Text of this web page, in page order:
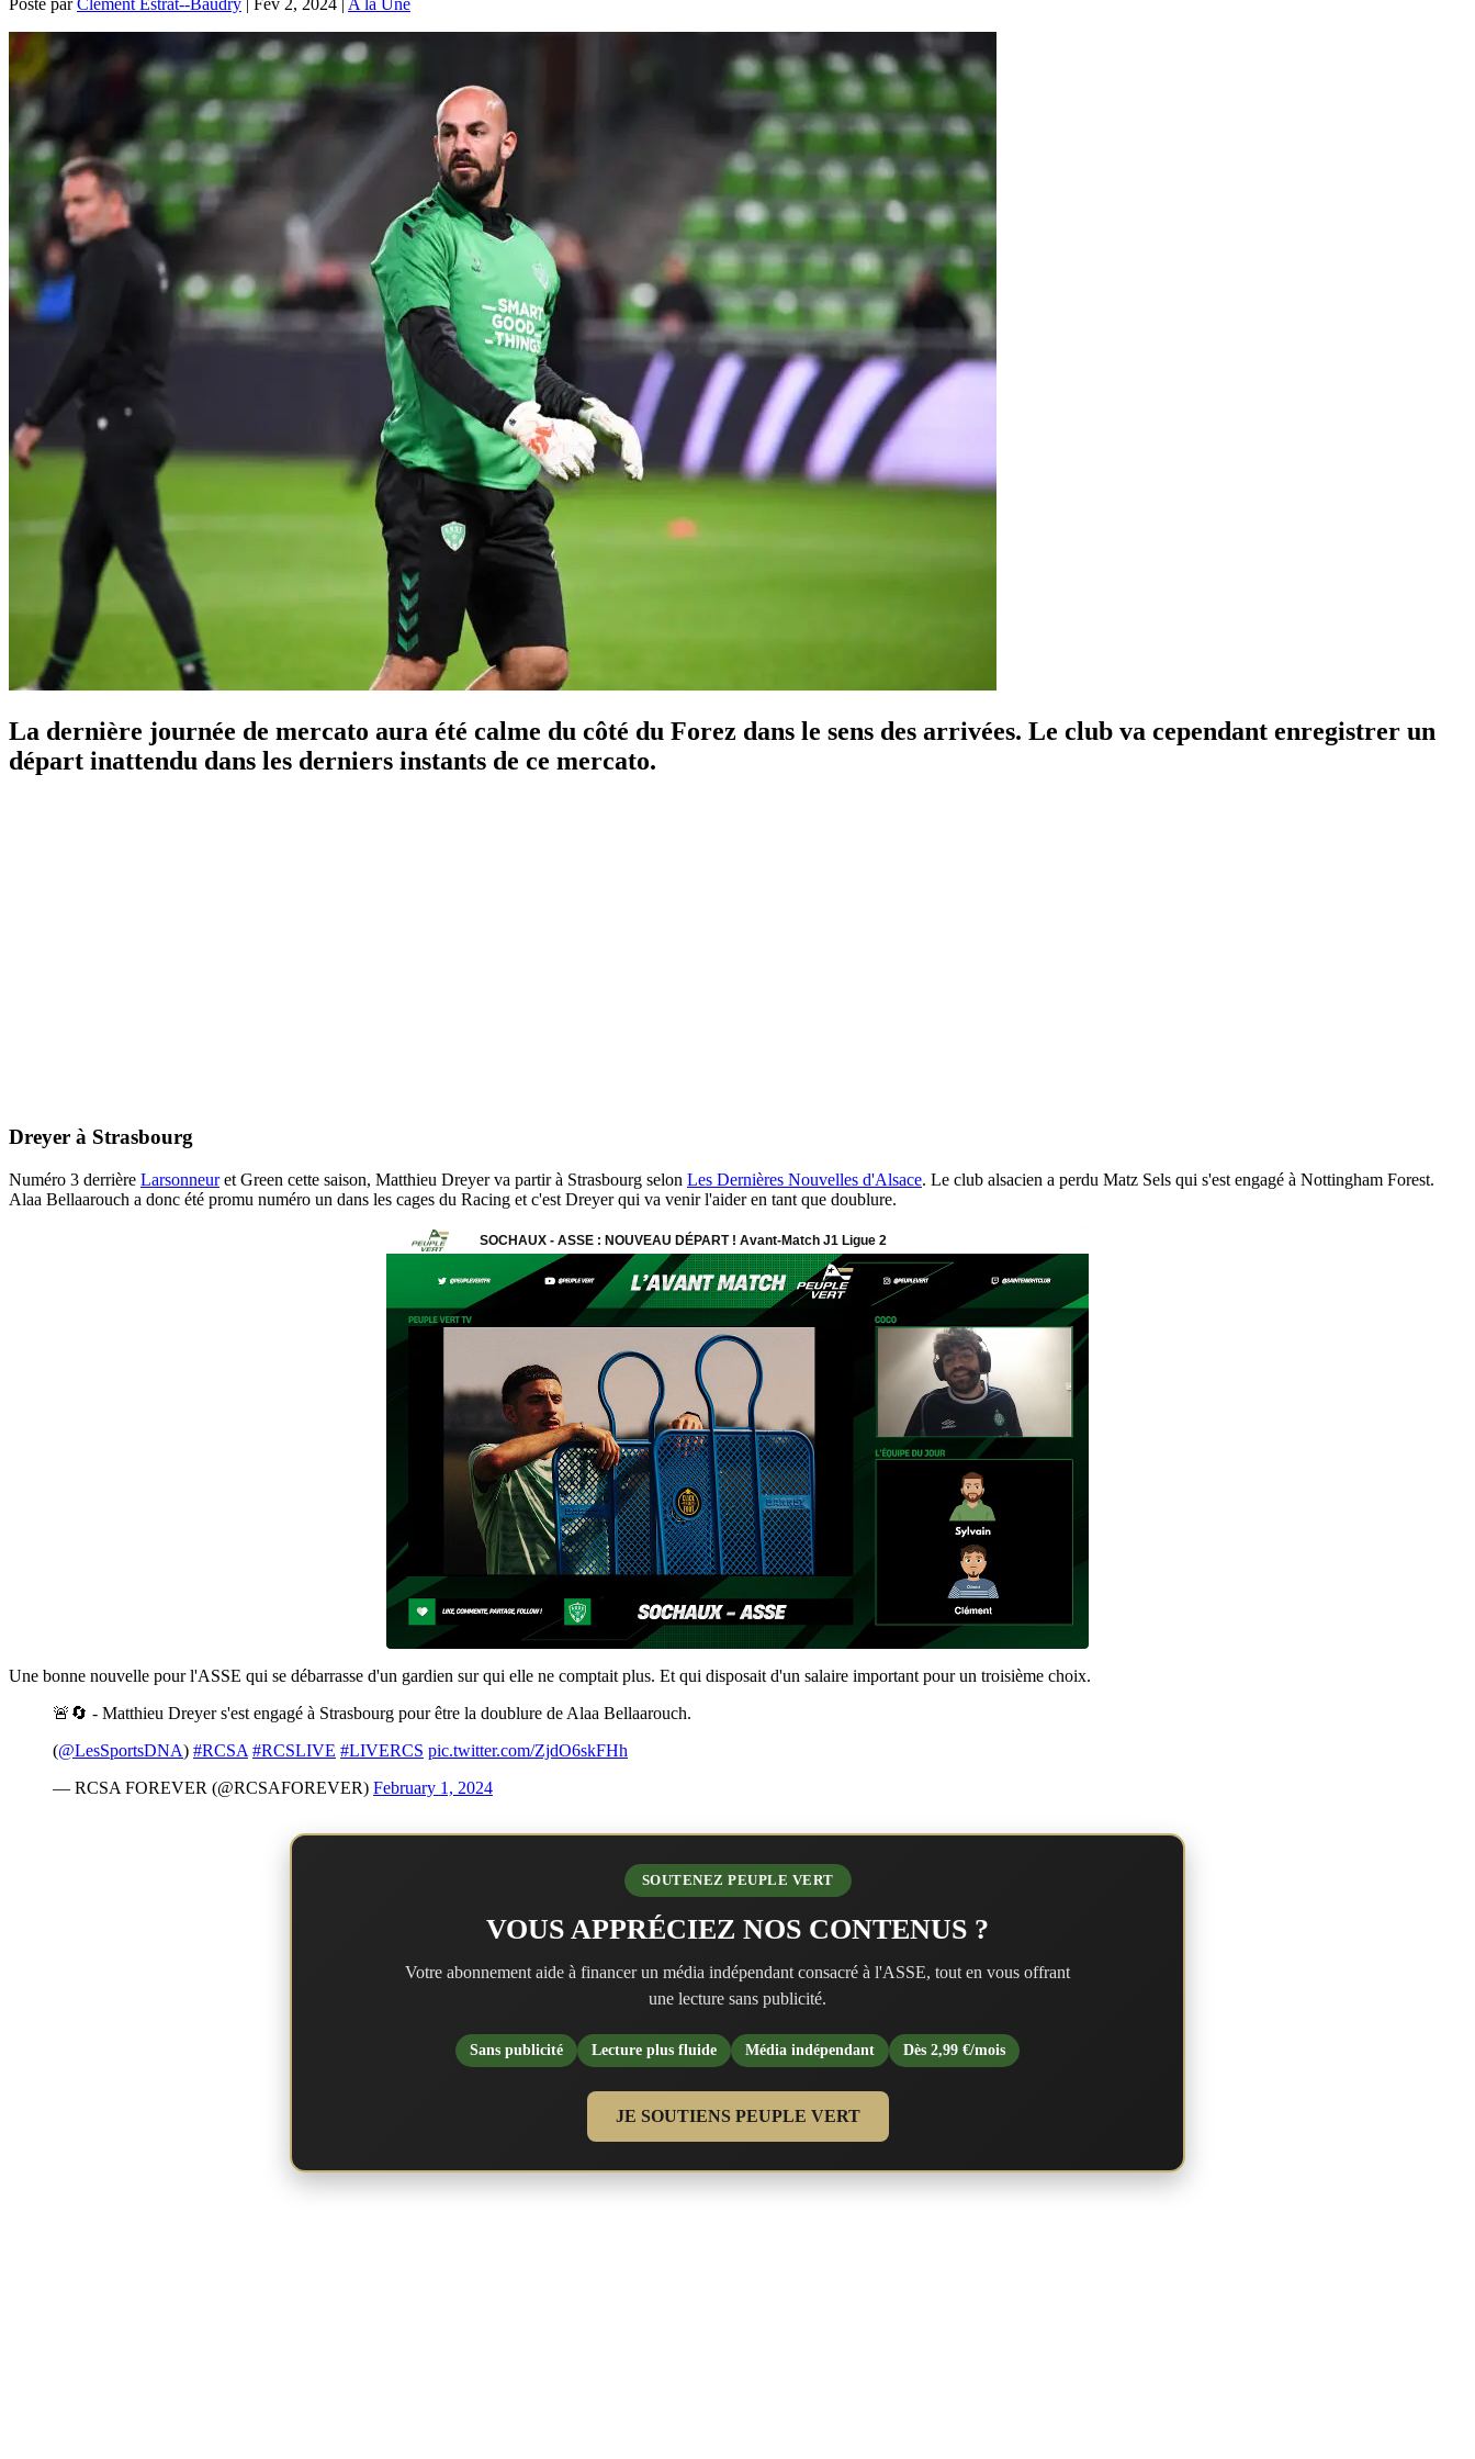
La dernière journée de mercato aura été calme du côté du Forez dans le sens des arrivées. Le club va cependant enregistrer un
départ inattendu dans les derniers instants de ce mercato.
Dreyer à Strasbourg
Numéro 3 derrière Larsonneuret Green cette saison, Matthieu Dreyer va partir à Strasbourg selon Les Dernières Nouvelles d'Alsace. Le club alsacien a perdu Matz Sels qui s'est engagé à Nottingham Forest.
Alaa Bellaarouch a donc été promu numéro un dans les cages du Racing et c'est Dreyer qui va venir l'aider en tant que doublure.
Une bonne nouvelle pour l'ASSE qui se débarrasse d'un gardien sur qui elle ne comptait plus. Et qui disposait d'un salaire important pour un troisième choix.
🚨🔄 - Matthieu Dreyer s'est engagé à Strasbourg pour être la doublure de Alaa Bellaarouch.
(@LesSportsDNA) #RCSA #RCSLIVE #LIVERCS pic.twitter.com/ZjdO6skFHh
— RCSA FOREVER (@RCSAFOREVER) February 1, 2024
SOUTENEZ PEUPLE VERT
VOUS APPRÉCIEZ NOS CONTENUS ?
Votre abonnement aide à financer un média indépendant consacré à l'ASSE, tout en vous offrant
une lecture sans publicité.
Sans publicité Lecture plus fluide Média indépendant Dès 2,99 €/mois
JE SOUTIENS PEUPLE VERT